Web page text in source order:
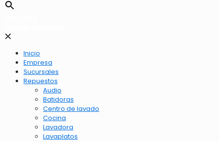
✕
Inicio
Empresa
Sucursales
Repuestos
Audio
Batidoras
Centro de lavado
Cocina
Lavadora
Lavaplatos